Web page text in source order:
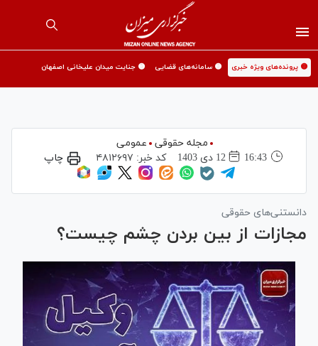
🟡 پرونده‌های ویژه خبری 🟡 سامانه‌های قضایی 🟡 جنایت میدان علیخانی اصفهان
مجله حقوقی
عمومی
16:43
12 دی 1403 کد خبر: ۴۸۱۲۶۹۷ چاپ
دانستنی‌های حقوقی
مجازات از بین بردن چشم چیست؟